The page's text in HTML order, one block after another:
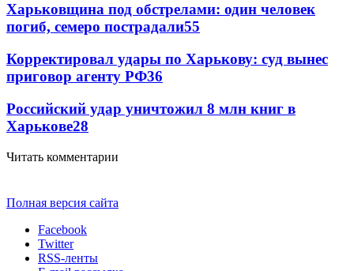
Харьковщина под обстрелами: один человек
погиб, семеро пострадали55
Корректировал удары по Харькову: суд вынес
приговор агенту РФ36
Российский удар уничтожил 8 млн книг в
Харькове28
Читать комментарии
Полная версия сайта
Facebook
Twitter
RSS-ленты